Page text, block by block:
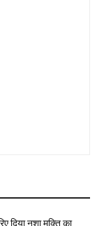
दिया नशा मुक्ति का